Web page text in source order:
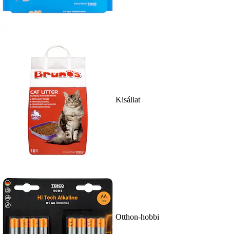
Kisállat
Otthon-hobbi